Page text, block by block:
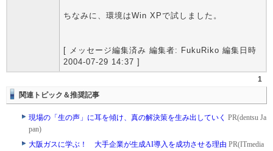
ちなみに、環境はWin XPで試しました。
[ メッセージ編集済み 編集者: FukuRiko 編集日時
2004-07-29 14:37 ]
1
関連トピック＆推奨記事
現場の「生の声」に耳を傾け、真の解決策を生み出していく PR(dentsu Ja
pan)
大阪ガスに学ぶ！ 大手企業が生成AI導入を成功させる理由 PR(ITmedia